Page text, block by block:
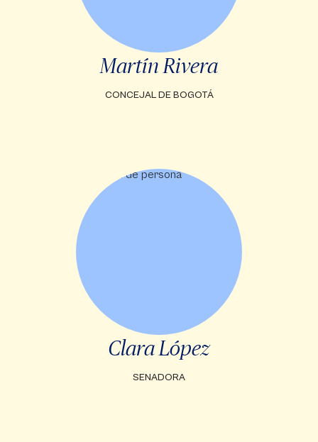
Martín Rivera
CONCEJAL DE BOGOTÁ
Clara López
SENADORA